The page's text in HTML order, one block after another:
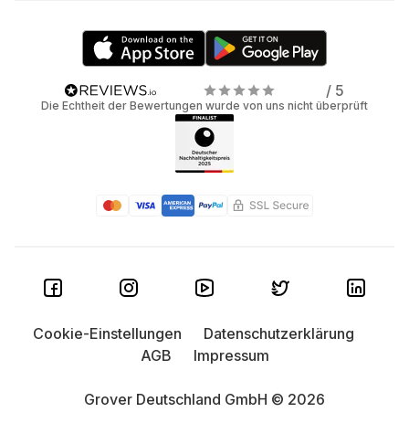
/ 5
Die Echtheit der Bewertungen wurde von uns nicht überprüft
Grover Deutschland GmbH © 2026
Cookie-Einstellungen
Datenschutzerklärung
AGB
Impressum